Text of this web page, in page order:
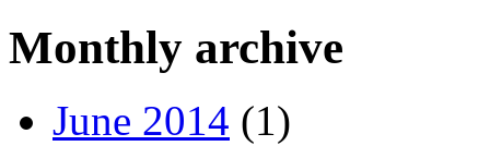
Monthly archive
June 2014 (1)